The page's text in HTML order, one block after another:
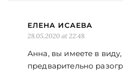
ЕЛЕНА ИСАЕВА
28.05.2020 at 22:48
Анна, вы имеете в виду,
предварительно